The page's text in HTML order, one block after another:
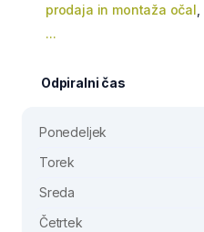
prodaja in montaža očal
...
Odpiralni čas
Ponedeljek
Torek
Sreda
Četrtek